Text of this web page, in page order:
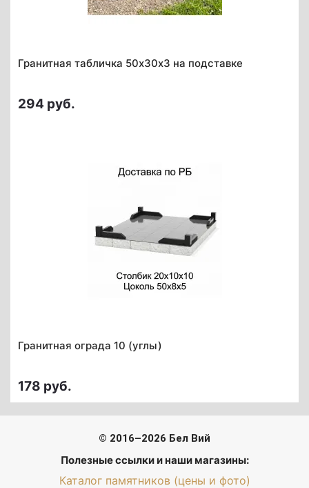
Гранитная табличка 50х30х3 на подставке
294 руб.
Гранитная ограда 10 (углы)
178 руб.
© 2016–2026 Бел Вий
Полезные ссылки и наши магазины:
Каталог памятников (цены и фото)